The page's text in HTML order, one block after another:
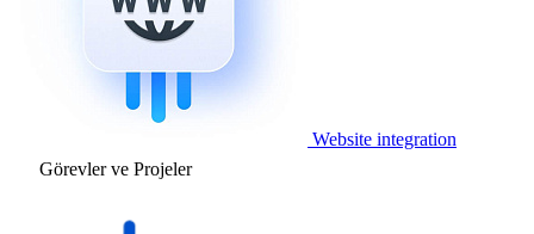
Website integration
Görevler ve Projeler